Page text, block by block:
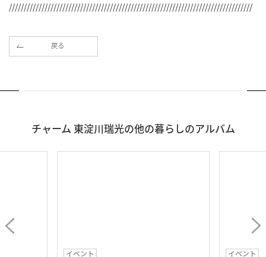
//////////////////////////////////////////////////////////////////////////////////
戻る
チャーム 東淀川瑞光の他の暮らしのアルバム
イベント
イベント